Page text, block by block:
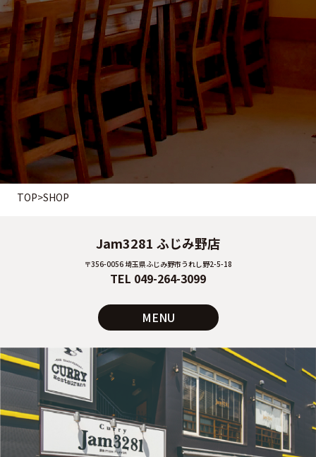
TOP>SHOP
Jam3281 ふじみ野店
〒356-0056 埼玉県ふじみ野市うれし野2-5-18
TEL 049-264-3099
MENU